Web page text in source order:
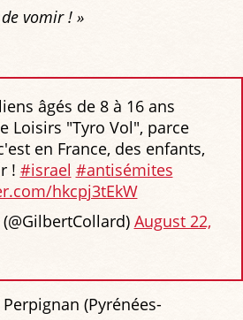
vomir ! »
âgés de 8 à 16 ans
Loisirs "Tyro Vol", parce
en France, des enfants,
! #israel #antisémites
hkcpj3tEkW
August 22,
(Pyrénées-